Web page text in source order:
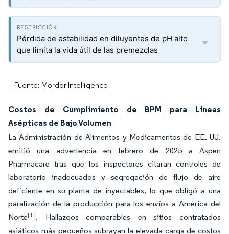
Pérdida de estabilidad en diluyentes de pH alto
que limita la vida útil de las premezclas
Fuente: Mordor Intelligence
Costos de Cumplimiento de BPM para Líneas
Asépticas de Bajo Volumen
La Administración de Alimentos y Medicamentos de EE. UU.
emitió una advertencia en febrero de 2025 a Aspen
Pharmacare tras que los inspectores citaran controles de
laboratorio inadecuados y segregación de flujo de aire
deficiente en su planta de inyectables, lo que obligó a una
paralización de la producción para los envíos a América del
Norte[1]. Hallazgos comparables en sitios contratados
asiáticos más pequeños subrayan la elevada carga de costos